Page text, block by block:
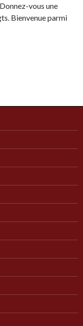
vous une
Bienvenue parmi